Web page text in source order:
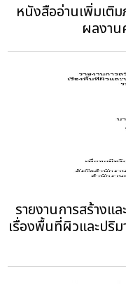
หนังสืออ่านเพิ่มเติ
ผลงา
รายงานการสร้าง
เรื่องพื้นที่ผิวและปริ